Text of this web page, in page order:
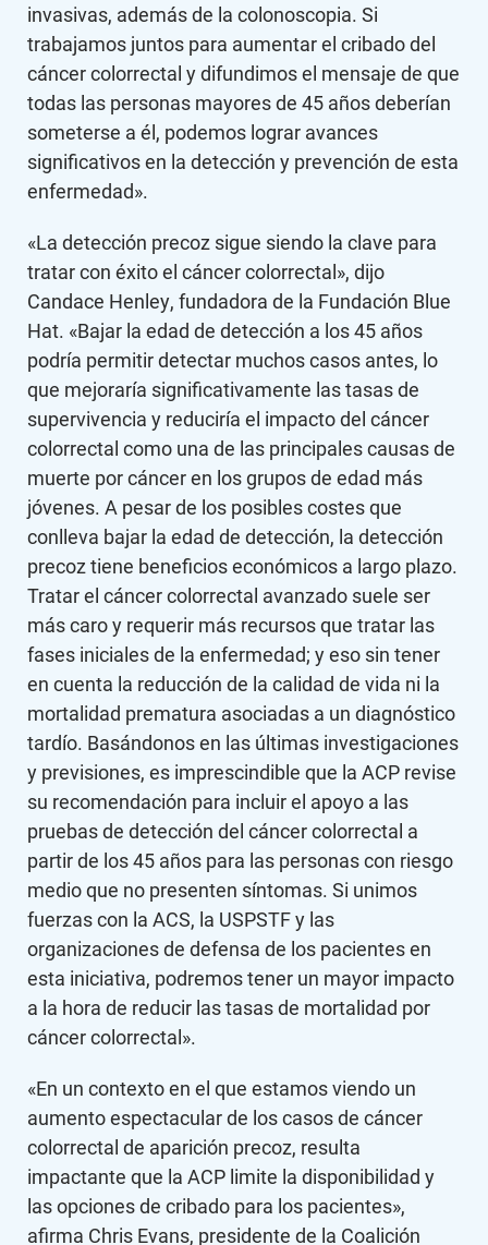
invasivas, además de la colonoscopia. Si
trabajamos juntos para aumentar el cribado del
cáncer colorrectal y difundimos el mensaje de que
todas las personas mayores de 45 años deberían
someterse a él, podemos lograr avances
significativos en la detección y prevención de esta
enfermedad».
«La detección precoz sigue siendo la clave para
tratar con éxito el cáncer colorrectal», dijo
Candace Henley, fundadora de la Fundación Blue
Hat. «Bajar la edad de detección a los 45 años
podría permitir detectar muchos casos antes, lo
que mejoraría significativamente las tasas de
supervivencia y reduciría el impacto del cáncer
colorrectal como una de las principales causas de
muerte por cáncer en los grupos de edad más
jóvenes. A pesar de los posibles costes que
conlleva bajar la edad de detección, la detección
precoz tiene beneficios económicos a largo plazo.
Tratar el cáncer colorrectal avanzado suele ser
más caro y requerir más recursos que tratar las
fases iniciales de la enfermedad; y eso sin tener
en cuenta la reducción de la calidad de vida ni la
mortalidad prematura asociadas a un diagnóstico
tardío. Basándonos en las últimas investigaciones
y previsiones, es imprescindible que la ACP revise
su recomendación para incluir el apoyo a las
pruebas de detección del cáncer colorrectal a
partir de los 45 años para las personas con riesgo
medio que no presenten síntomas. Si unimos
fuerzas con la ACS, la USPSTF y las
organizaciones de defensa de los pacientes en
esta iniciativa, podremos tener un mayor impacto
a la hora de reducir las tasas de mortalidad por
cáncer colorrectal».
«En un contexto en el que estamos viendo un
aumento espectacular de los casos de cáncer
colorrectal de aparición precoz, resulta
impactante que la ACP limite la disponibilidad y
las opciones de cribado para los pacientes»,
afirma Chris Evans, presidente de la Coalición